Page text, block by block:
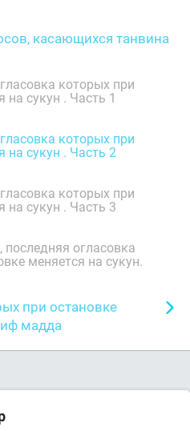
касающихся танвина
которых при
на сукун . Часть 1
которых при
на сукун . Часть 2
которых при
на сукун . Часть 3
огласовка
меняется на сукун.
при остановке
мадда